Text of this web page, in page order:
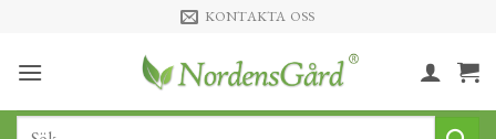
content
KONTAKTA OSS
Sök